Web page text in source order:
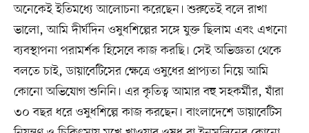
অনেকেই ইতিমধ্যে আলোচনা করেছেন। শুরুতেই বলে রাখা
ভালো, আমি দীর্ঘদিন ওষুধশিল্পের সঙ্গে যুক্ত ছিলাম এবং এখনো
ব্যবস্থাপনা পরামর্শক হিসেবে কাজ করছি। সেই অভিজ্ঞতা থেকে
বলতে চাই, ডায়াবেটিসের ক্ষেত্রে ওষুধের প্রাপ্যতা নিয়ে আমি
কোনো অভিযোগ শুনিনি। এর কৃতিত্ব আমার বহু সহকর্মীর, যাঁরা
৩০ বছর ধরে ওষুধশিল্পে কাজ করছেন। বাংলাদেশে ডায়াবেটিস